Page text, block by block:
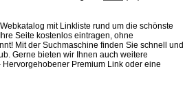
mit Linkliste rund um die schönste
Seite kostenlos eintragen, ohne
Mit der Suchmaschine finden Sie schnell und
Gerne bieten wir Ihnen auch weitere
Premium Link oder eine